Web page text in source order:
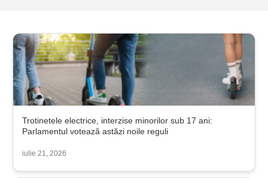
Trotinetele electrice, interzise minorilor sub 17 ani:
Parlamentul votează astăzi noile reguli
iulie 21, 2026